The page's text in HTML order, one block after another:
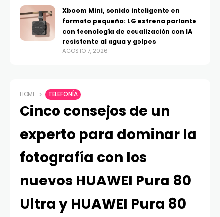
Xboom Mini, sonido inteligente en
formato pequeño: LG estrena parlante
con tecnología de ecualización con IA
resistente al agua y golpes
AGOSTO 7, 2026
HOME TELEFONÍA
Cinco consejos de un
experto para dominar la
fotografía con los
nuevos HUAWEI Pura 80
Ultra y HUAWEI Pura 80